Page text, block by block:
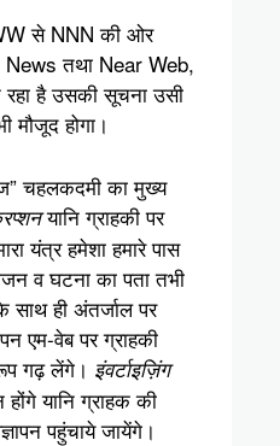
से NNN की ओर
News तथा Near Web,
है उसकी सूचना उसी
मौजूद होगा।
चहलकदमी का मुख्य
यानि ग्राहकी पर
यंत्र हमेशा हमारे पास
व घटना का पता तभी
ही अंतर्जाल पर
एम-वेब पर ग्राहकी
गढ़ लेंगे। इंवर्टाइज़िंग
होंगे यानि ग्राहक की
पहुंचाये जायेंगे।